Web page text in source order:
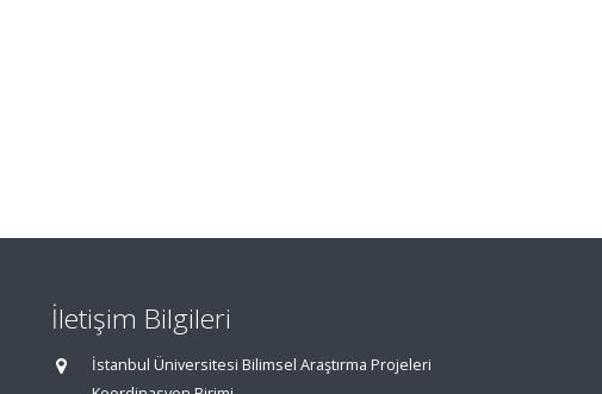
İletişim Bilgileri
İstanbul Üniversitesi Bilimsel Araştırma Projeleri